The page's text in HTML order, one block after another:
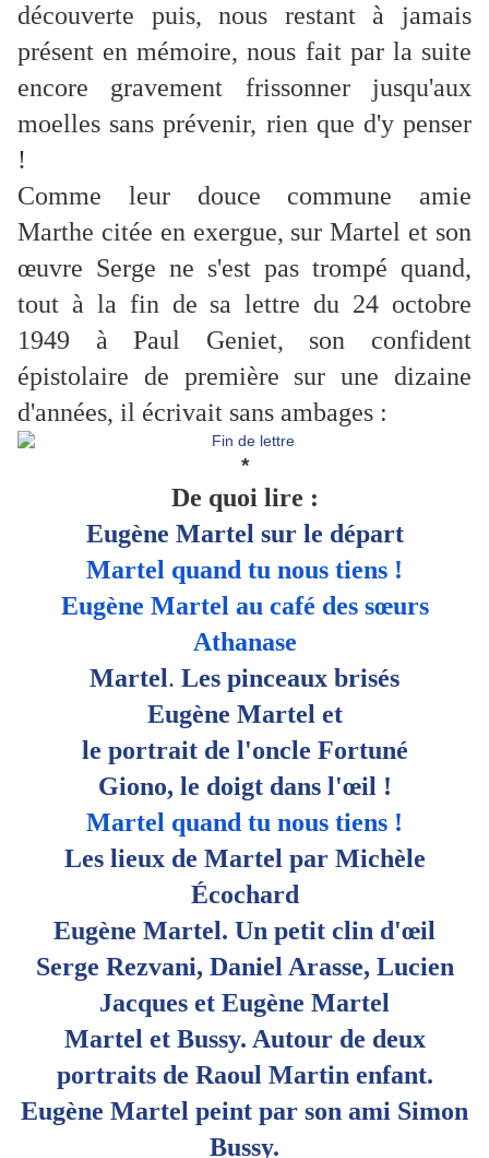
découverte puis, nous restant à jamais
présent en mémoire, nous fait par la suite
encore gravement frissonner jusqu'aux
moelles sans prévenir, rien que d'y penser
!
Comme leur douce commune amie
Marthe citée en exergue, sur Martel et son
œuvre Serge ne s'est pas trompé quand,
tout à la fin de sa lettre du 24 octobre
1949 à Paul Geniet, son confident
épistolaire de première sur une dizaine
d'années, il écrivait sans ambages :
*
De quoi lire :
Eugène Martel sur le départ
Martel quand tu nous tiens !
Eugène Martel au café des sœurs
Athanase
Martel . Les pinceaux brisés
Eugène Martel et
le portrait de l'oncle Fortuné
Giono, le doigt dans l'œil !
Martel quand tu nous tiens !
Les lieux de Martel par Michèle
Écochard
Eugène Martel. Un petit clin d'œil
Serge Rezvani, Daniel Arasse, Lucien
Jacques et Eugène Martel
Martel et Bussy. Autour de deux
portraits de Raoul Martin enfant.
Eugène Martel peint par son ami Simon
Bussy.